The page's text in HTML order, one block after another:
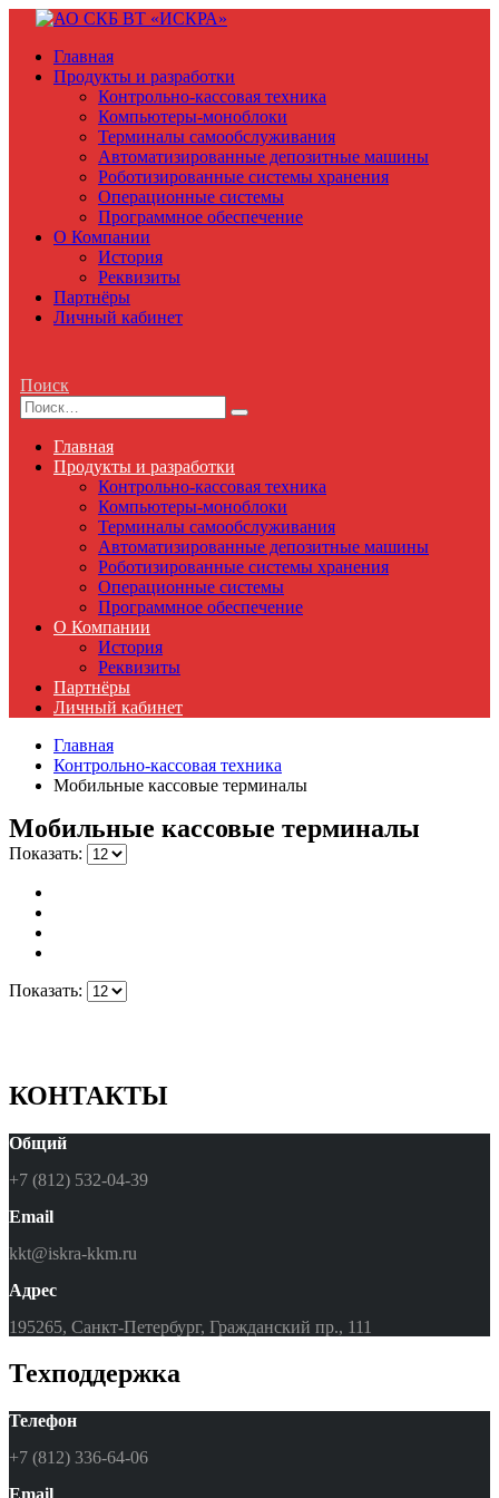
Главная
Продукты и разработки
Контрольно-кассовая техника
Компьютеры-моноблоки
Терминалы самообслуживания
Автоматизированные депозитные машины
Роботизированные системы хранения
Операционные системы
Программное обеспечение
О Компании
История
Реквизиты
Партнёры
Личный кабинет
Поиск
Главная
Продукты и разработки
Контрольно-кассовая техника
Компьютеры-моноблоки
Терминалы самообслуживания
Автоматизированные депозитные машины
Роботизированные системы хранения
Операционные системы
Программное обеспечение
О Компании
История
Реквизиты
Партнёры
Личный кабинет
Главная
Контрольно-кассовая техника
Мобильные кассовые терминалы
Мобильные кассовые терминалы
Показать:
Показать:
КОНТАКТЫ
Общий
+7 (812) 532-04-39
Email
kkt@iskra-kkm.ru
Адрес
195265, Санкт-Петербург, Гражданский пр., 111
Техподдержка
Телефон
+7 (812) 336-64-06
Email